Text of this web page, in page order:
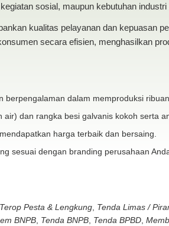
sosial, maupun kebutuhan
kualitas pelayanan dan kepuasan
secara efisien, menghasilkan
dalam memproduksi
dan rangka besi galvanis kokoh serta
harga terbaik dan bersaing.
sesuai dengan branding perusahaan
Pesta & Lengkung, Tenda Limas /
BNPB, Tenda BNPB, Tenda BPBD,